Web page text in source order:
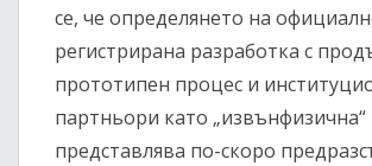
се, че определянето на
регистрирана разработка с
прототипен процес и
партньори като „извънфизична“
представлява по-скоро